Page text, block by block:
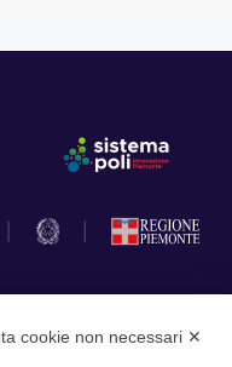
cookie non necessari ✕